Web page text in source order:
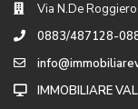
Via N.De
0883/487128-
IMMOBILIARE